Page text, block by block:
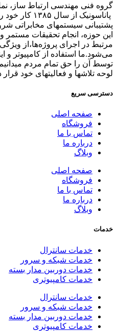
گروه فنی مهندسی ارتباط ساز،
پاناسونیک از
پشتیبانی سیستمهای مخابراتی
این حوزه، انجام تحقیقات مستمر
مرتبط در اجرای پروژه‌ها،از
می‌شود.ما استفاده از کامپیوتر و
توسط آن را حق تمام مردم
لوحه تلاشها و فعالیتهای خود قرار
دسترسی سریع
صفحه اصلی
فروشگاه
تماس با ما
درباره ما
وبلاگ
صفحه اصلی
فروشگاه
تماس با ما
درباره ما
وبلاگ
خدمات
خدمات سانترال
خدمات شبکه و سرور
خدمات دوربین مدار بسته
خدمات کامپیوتری
خدمات سانترال
خدمات شبکه و سرور
خدمات دوربین مدار بسته
خدمات کامپیوتری